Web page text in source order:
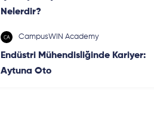
Nelerdir?
CampusWIN Academy
Endüstri Mühendisliğinde Kariyer:
Aytuna Oto